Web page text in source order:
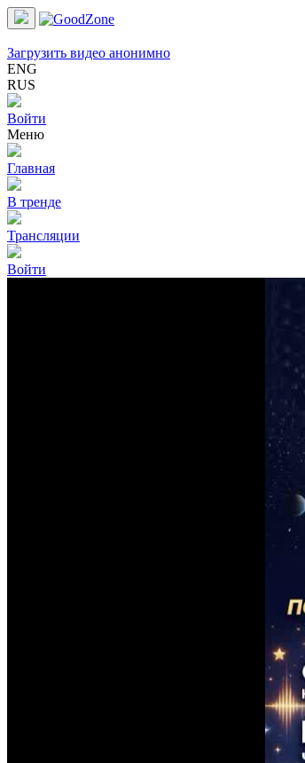
Загрузить видео анонимно
ENG
RUS
Войти
Меню
Главная
В тренде
Трансляции
Войти